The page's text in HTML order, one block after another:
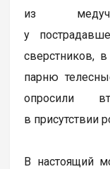
из
у
сверстников,
парню
опросили
в присутствии
В настоящий